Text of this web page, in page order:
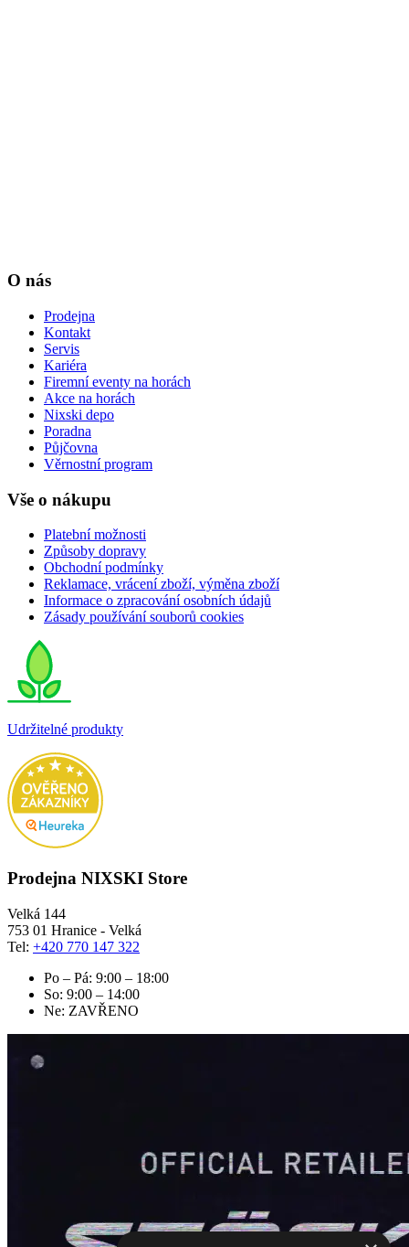
O nás
Prodejna
Kontakt
Servis
Kariéra
Firemní eventy na horách
Akce na horách
Nixski depo
Poradna
Půjčovna
Věrnostní program
Vše o nákupu
Platební možnosti
Způsoby dopravy
Obchodní podmínky
Reklamace, vrácení zboží, výměna zboží
Informace o zpracování osobních údajů
Zásady používání souborů cookies
Udržitelné produkty
Prodejna NIXSKI Store
Velká 144
753 01 Hranice - Velká
Tel: +420 770 147 322
Po – Pá: 9:00 – 18:00
So: 9:00 – 14:00
Ne: ZAVŘENO